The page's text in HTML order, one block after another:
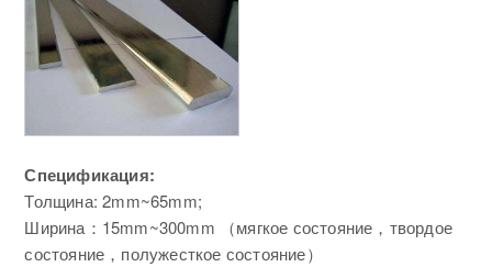
Спецификация:
Толщина: 2mm~65mm;
Ширина：15mm~300mm （мягкое состояние，твордое
состояние，полужесткое состояние）